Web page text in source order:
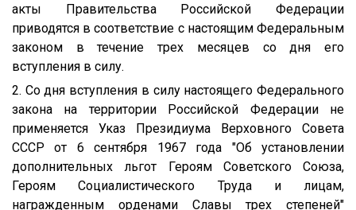
акты Правительства Российской Федерации
приводятся в соответствие с настоящим Федеральным
законом в течение трех месяцев со дня его
вступления в силу.
2. Со дня вступления в силу настоящего Федерального
закона на территории Российской Федерации не
применяется Указ Президиума Верховного Совета
СССР от 6 сентября 1967 года "Об установлении
дополнительных льгот Героям Советского Союза,
Героям Социалистического Труда и лицам,
награжденным орденами Славы трех степеней"